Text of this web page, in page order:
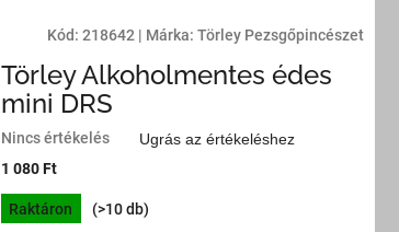
Kód: 218642 | Márka: Törley Pezsgőpincészet
Törley Alkoholmentes édes
mini DRS
A
átlagos
értékelése
5-
Nincs értékelés
Ugrás az értékeléshez
1 080 Ft
Egységár:
Raktáron
(>10 db)